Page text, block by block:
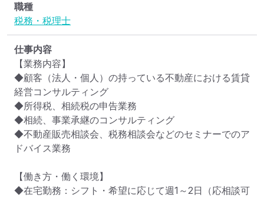
職種
税務・税理士
仕事内容
【業務内容】
◆顧客（法人・個人）の持っている不動産における賃貸
経営コンサルティング
◆所得税、相続税の申告業務
◆相続、事業承継のコンサルティング
◆不動産販売相談会、税務相談会などのセミナーでのア
ドバイス業務
【働き方・働く環境】
◆在宅勤務：シフト・希望に応じて週1～2日（応相談可